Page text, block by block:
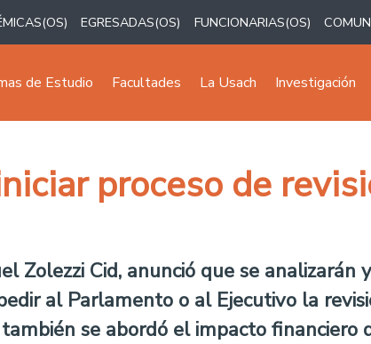
EGRESADAS(OS) FUNCIONARIAS(OS)
de Estudio Facultades La Usach Investigación
proceso de
Zolezzi Cid, anunció que se analizarán
al Parlamento o al Ejecutivo la
se abordó el impacto financiero